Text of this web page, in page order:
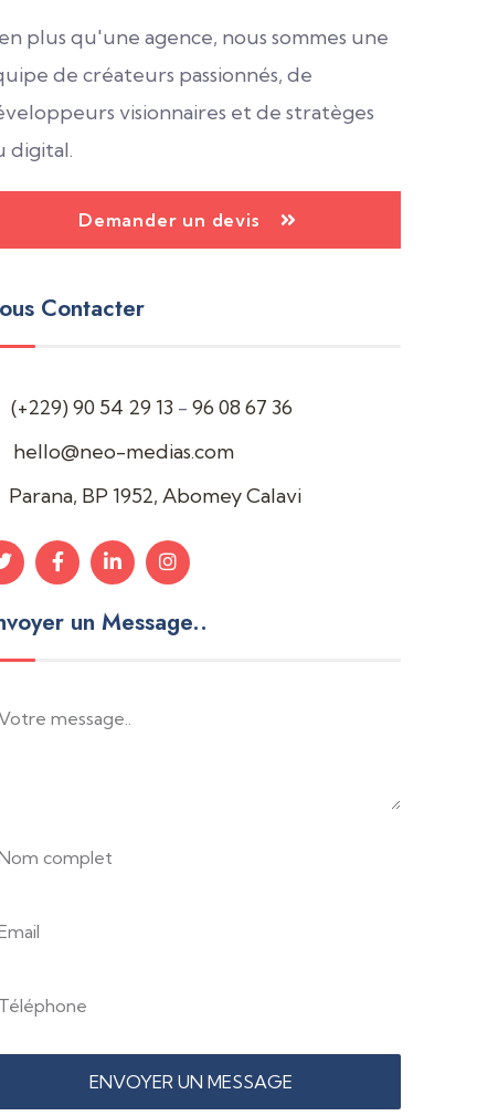
plus qu'une agence, nous sommes une
de créateurs passionnés, de
visionnaires et de stratèges
digital.
Demander un devis
Contacter
(+229) 90 54 29 13 -96 08 67 36
hello@neo-medias.com
Parana, BP 1952, Abomey Calavi
un Message..
ENVOYER UN MESSAGE